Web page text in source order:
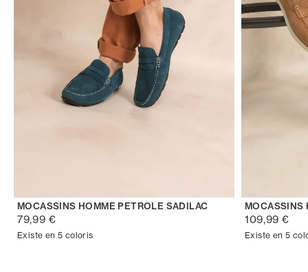
MOCASSINS HOMME PETROLE SADILAC
79,99 €
Existe en 5 coloris
MOCASSINS
109,99 €
Existe en 5